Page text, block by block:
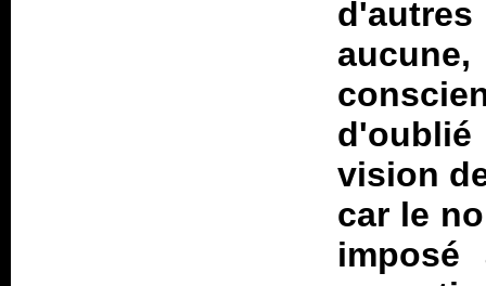
vision
car le